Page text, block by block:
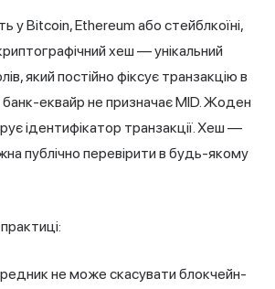
у Bitcoin, Ethereum або стейблкоїні,
хеш — унікальний
який постійно фіксує транзакцію в
еквайр не призначає MID. Жоден
ідентифікатор транзакції. Хеш —
публічно перевірити в будь-якому
не може скасувати блокчейн-